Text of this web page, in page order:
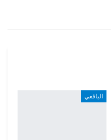
اليافعي